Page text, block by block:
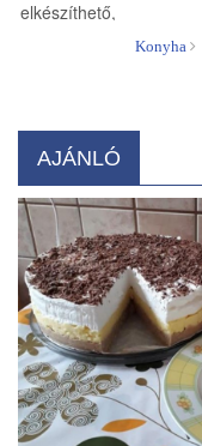
Konyha
AJÁNLÓ